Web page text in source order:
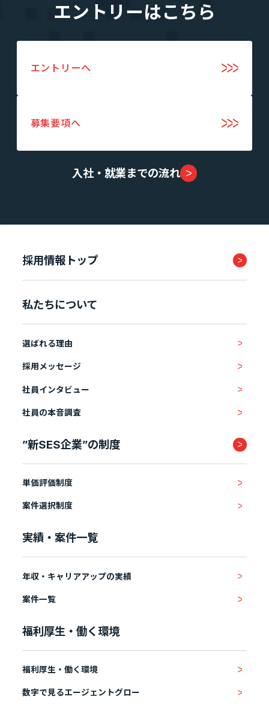
エントリーはこちら
エントリーへ
募集要項へ
入社・就業までの流れ
採用情報トップ
私たちについて
選ばれる理由
採用メッセージ
社員インタビュー
社員の本音調査
”新SES企業”の制度
単価評価制度
案件選択制度
実績・案件一覧
年収・キャリアアップの実績
案件一覧
福利厚生・働く環境
福利厚生・働く環境
数字で見るエージェントグロー